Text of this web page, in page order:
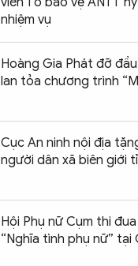
nhiệm vụ
Hoàng Gia Phát đỡ
lan tỏa chương trình
Cục An ninh nội địa
người dân xã biên giới
Hội Phụ nữ Cụm thi
“Nghĩa tình phụ nữ” tại